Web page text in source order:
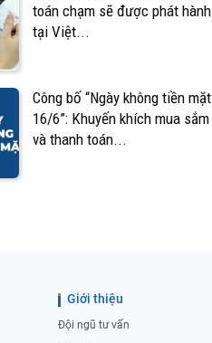
toán chạm sẽ được phát hành
tại Việt...
Công bố “Ngày không tiền mặt
16/6”: Khuyến khích mua sắm
và thanh toán...
Giới thiệu
Đội ngũ tư vấn